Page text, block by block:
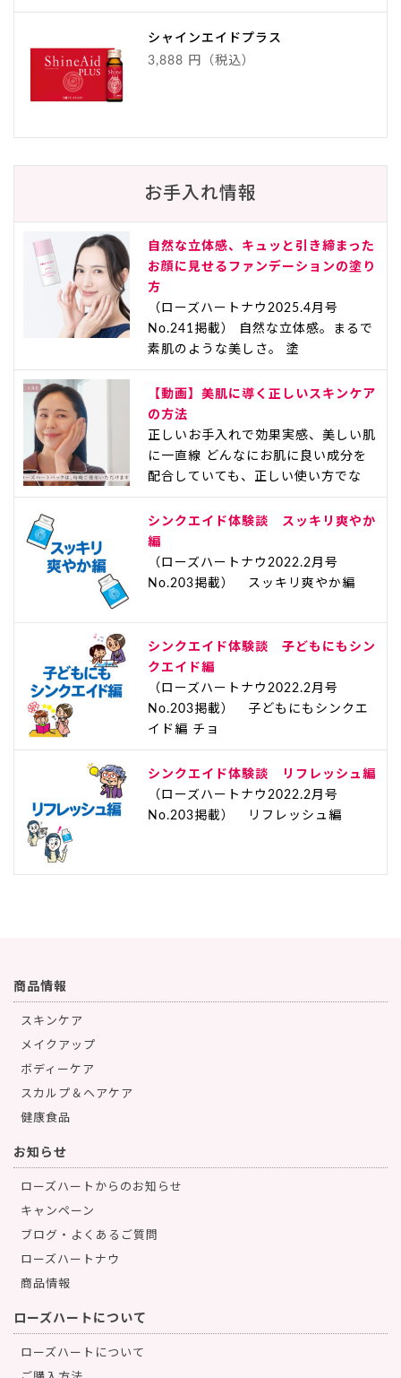
シャインエイドプラス
3,888 円（税込）
お手入れ情報
自然な立体感、キュッと引き締まった
お顔に見せるファンデーションの塗り
方
（ローズハートナウ2025.4月号
No.241掲載） 自然な立体感。まるで
素肌のような美しさ。 塗
【動画】美肌に導く正しいスキンケア
の方法
正しいお手入れで効果実感、美しい肌
に一直線 どんなにお肌に良い成分を
配合していても、正しい使い方でな
シンクエイド体験談 スッキリ爽やか
編
（ローズハートナウ2022.2月号
No.203掲載） スッキリ爽やか編
シンクエイド体験談 子どもにもシン
クエイド編
（ローズハートナウ2022.2月号
No.203掲載） 子どもにもシンクエ
イド編 チョ
シンクエイド体験談 リフレッシュ編
（ローズハートナウ2022.2月号
No.203掲載） リフレッシュ編
商品情報
スキンケア
メイクアップ
ボディーケア
スカルプ＆ヘアケア
健康食品
お知らせ
ローズハートからのお知らせ
キャンペーン
ブログ・よくあるご質問
ローズハートナウ
商品情報
ローズハートについて
ローズハートについて